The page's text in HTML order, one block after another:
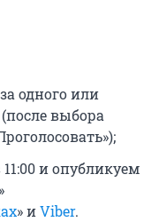
одного или
выбора
и опубликуем
»
» иViber.